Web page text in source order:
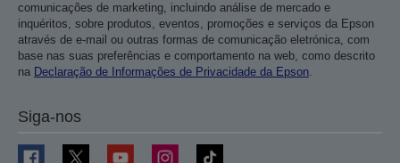
comunicações de marketing, incluindo análise de mercado e
inquéritos, sobre produtos, eventos, promoções e serviços da Epson
através de e-mail ou outras formas de comunicação eletrónica, com
base nas suas preferências e comportamento na web, como descrito
na Declaração de Informações de Privacidade da Epson.
Siga-nos